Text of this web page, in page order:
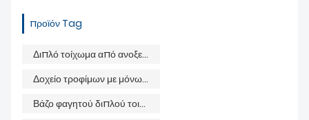
προϊόν Tag
Διπλό τοίχωμα από ανοξείδωτο ατσάλι Σφραγίδα Πάνω Βάζο τροφίμων πολλαπλών χρήσεων Δοχείο τροφίμων με μόνωση κενού
Δοχείο τροφίμων με μόνωση κενού
Βάζο φαγητού διπλού τοιχώματος από ανοξείδωτο ατσάλι Σφραγίδα Πάνω